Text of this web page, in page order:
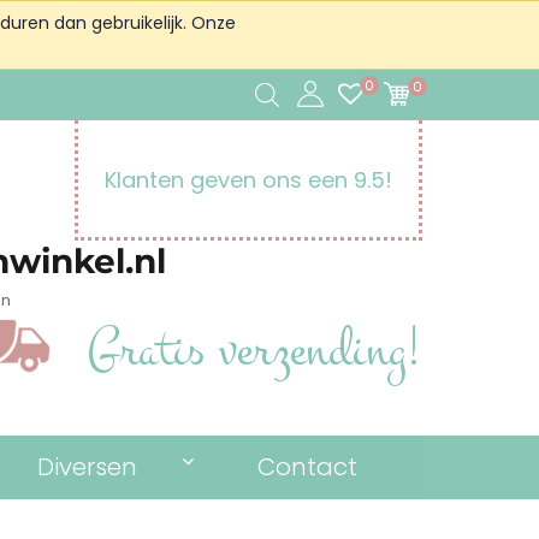
dan gebruikelijk. Onze
0 0
Klanten geven ons een 9.5!
Gratis verzending!
Diversen Contact